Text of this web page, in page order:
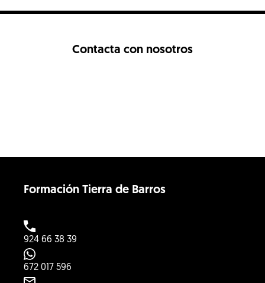
Contacta con nosotros
Formación Tierra de Barros
924 66 38 39
672 017 596